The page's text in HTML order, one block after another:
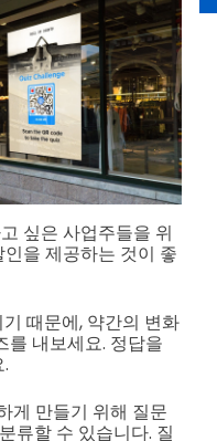
싶은 사업주들을 위
을 제공하는 것이 좋
때문에, 약간의 변화
를 내보세요. 정답을
게 만들기 위해 질문
류할 수 있습니다. 질